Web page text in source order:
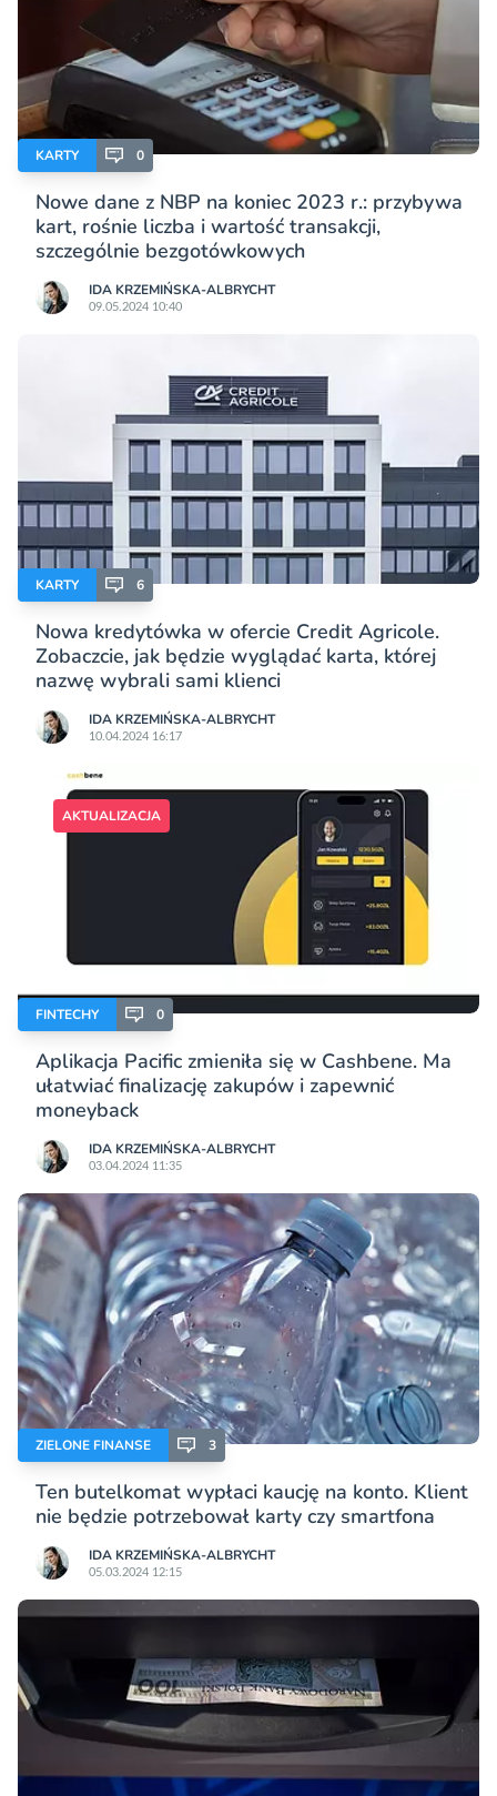
KARTY 0
Nowe dane z NBP na koniec 2023 r.: przybywa
kart, rośnie liczba i wartość transakcji,
szczególnie bezgotówkowych
IDA KRZEMIŃSKA-ALBRYCHT
09.05.2024 10:40
KARTY 6
Nowa kredytówka w ofercie Credit Agricole.
Zobaczcie, jak będzie wyglądać karta, której
nazwę wybrali sami klienci
IDA KRZEMIŃSKA-ALBRYCHT
10.04.2024 16:17
AKTUALIZACJA
FINTECHY 0
Aplikacja Pacific zmieniła się w Cashbene. Ma
ułatwiać finalizację zakupów i zapewnić
moneyback
IDA KRZEMIŃSKA-ALBRYCHT
03.04.2024 11:35
ZIELONE FINANSE 3
Ten butelkomat wypłaci kaucję na konto. Klient
nie będzie potrzebował karty czy smartfona
IDA KRZEMIŃSKA-ALBRYCHT
05.03.2024 12:15